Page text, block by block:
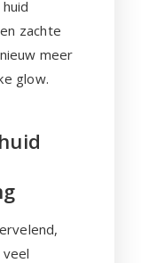
zachte
meer
glow.